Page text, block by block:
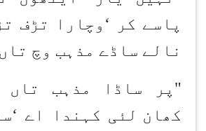
پاسے کر
‘ وچارا تڑف
نالے ساڈے مذہب وچ تاں
"پر ساڈا مذہب تاں
کھان لئی کہندا اے ‘